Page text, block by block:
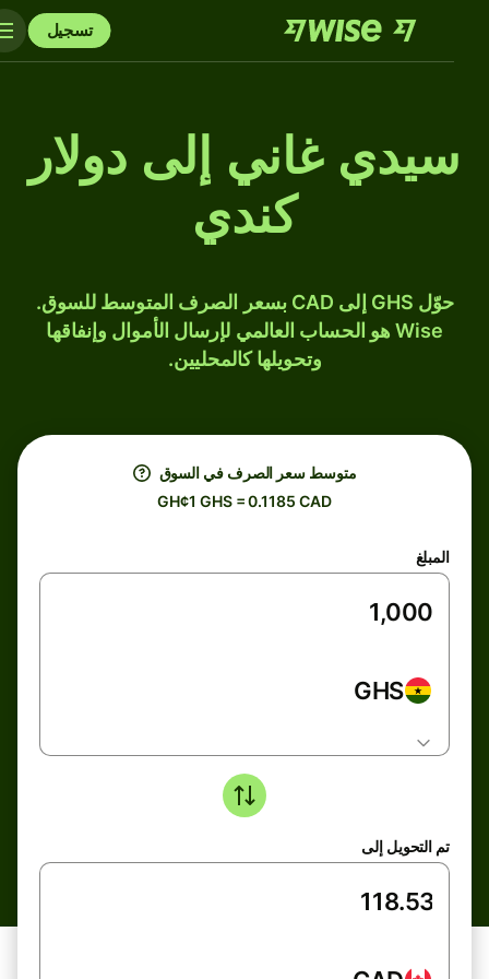
تسجيل
سيدي غاني إلى دولار
كندي
حوّل GHS إلى CAD بسعر الصرف المتوسط للسوق.
Wise هو الحساب العالمي لإرسال الأموال وإنفاقها
وتحويلها كالمحليين.
متوسط ​​سعر الصرف في السوق
GH¢1 GHS = 0.1185 CAD
المبلغ
GHS
تم التحويل إلى